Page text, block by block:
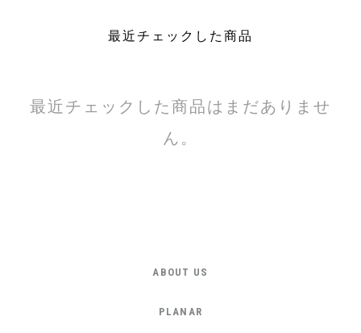
最近チェックした商品
最近チェックした商品はまだありませ
ん。
ABOUT US
PLANAR